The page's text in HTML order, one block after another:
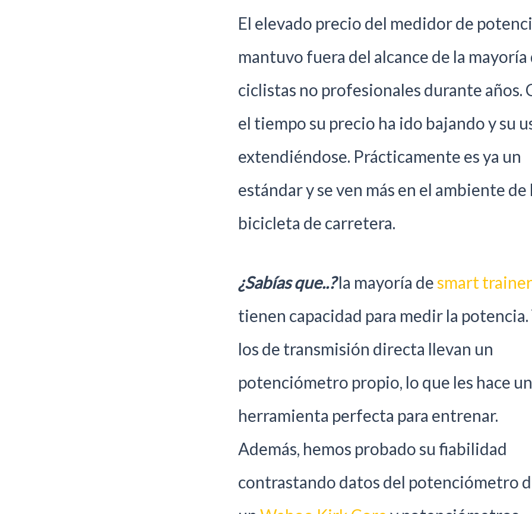
El elevado precio del medidor de
mantuvo fuera del alcance de la mayoría
ciclistas no profesionales durante años.
el tiempo su precio ha ido bajando y su
extendiéndose. Prácticamente es ya un
estándar y se ven más en el ambiente de
bicicleta de carretera.
¿Sabías que..?la mayoría desmart
tienen capacidad para medir la potencia.
los de transmisión directa llevan un
potenciómetro propio, lo que les hace
herramienta perfecta para entrenar.
Además, hemos probado su fiabilidad
contrastando datos del potenciómetro